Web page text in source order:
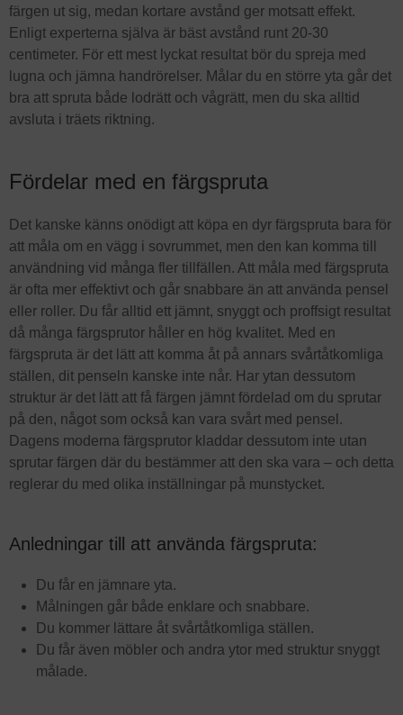
färgen ut sig, medan kortare avstånd ger motsatt effekt.
Enligt experterna själva är bäst avstånd runt 20-30
centimeter. För ett mest lyckat resultat bör du spreja med
lugna och jämna handrörelser. Målar du en större yta går det
bra att spruta både lodrätt och vågrätt, men du ska alltid
avsluta i träets riktning.
Fördelar med en färgspruta
Det kanske känns onödigt att köpa en dyr färgspruta bara för
att måla om en vägg i sovrummet, men den kan komma till
användning vid många fler tillfällen. Att måla med färgspruta
är ofta mer effektivt och går snabbare än att använda pensel
eller roller. Du får alltid ett jämnt, snyggt och proffsigt resultat
då många färgsprutor håller en hög kvalitet. Med en
färgspruta är det lätt att komma åt på annars svårtåtkomliga
ställen, dit penseln kanske inte når. Har ytan dessutom
struktur är det lätt att få färgen jämnt fördelad om du sprutar
på den, något som också kan vara svårt med pensel.
Dagens moderna färgsprutor kladdar dessutom inte utan
sprutar färgen där du bestämmer att den ska vara – och detta
reglerar du med olika inställningar på munstycket.
Anledningar till att använda färgspruta:
Du får en jämnare yta.
Målningen går både enklare och snabbare.
Du kommer lättare åt svårtåtkomliga ställen.
Du får även möbler och andra ytor med struktur snyggt
målade.